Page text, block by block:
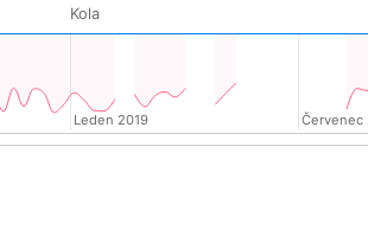
Kola
Leden 2019
Leden 2019 Červenec
Červenec